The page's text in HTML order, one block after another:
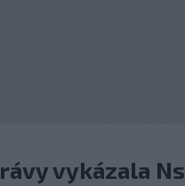
vykázala